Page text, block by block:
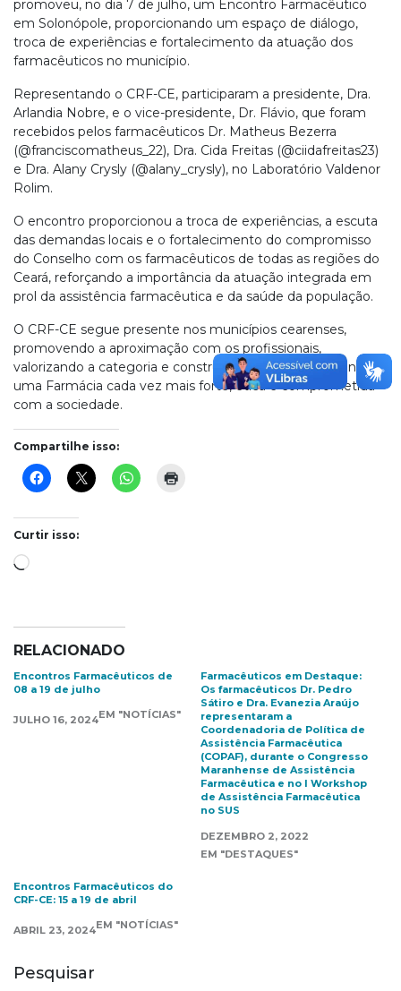
promoveu, no dia 7 de julho, um Encontro Farmacêutico
em Solonópole, proporcionando um espaço de diálogo,
troca de experiências e fortalecimento da atuação dos
farmacêuticos no município.
Representando o CRF-CE, participaram a presidente, Dra.
Arlandia Nobre, e o vice-presidente, Dr. Flávio, que foram
recebidos pelos farmacêuticos Dr. Matheus Bezerra
(@franciscomatheus_22), Dra. Cida Freitas (@ciidafreitas23)
e Dra. Alany Crysly (@alany_crysly), no Laboratório Valdenor
Rolim.
O encontro proporcionou a troca de experiências, a escuta
das demandas locais e o fortalecimento do compromisso
do Conselho com os farmacêuticos de todas as regiões do
Ceará, reforçando a importância da atuação integrada em
prol da assistência farmacêutica e da saúde da população.
O CRF-CE segue presente nos municípios cearenses,
promovendo a aproximação com os profissionais,
valorizando a categoria e construindo, de forma conjunta,
uma Farmácia cada vez mais forte, ética e comprometida
com a sociedade.
Compartilhe isso:
Curtir isso:
Carregando...
RELACIONADO
Encontros Farmacêuticos de
08 a 19 de julho
JULHO 16, 2024EM "NOTÍCIAS"
Farmacêuticos em Destaque:
Os farmacêuticos Dr. Pedro
Sátiro e Dra. Evanezia Araújo
representaram a
Coordenadoria de Política de
Assistência Farmacêutica
(COPAF), durante o Congresso
Maranhense de Assistência
Farmacêutica e no I Workshop
de Assistência Farmacêutica
no SUS
DEZEMBRO 2, 2022
EM "DESTAQUES"
Encontros Farmacêuticos do
CRF-CE: 15 a 19 de abril
ABRIL 23, 2024EM "NOTÍCIAS"
Pesquisar